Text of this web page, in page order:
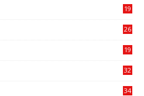
19
26
19
32
34